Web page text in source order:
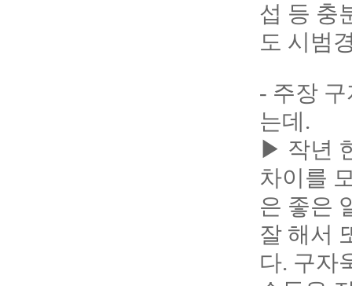
섭 등 충
도 시범
- 주장
는데.
▶ 작년
차이를
은 좋은
잘 해서
다. 구자